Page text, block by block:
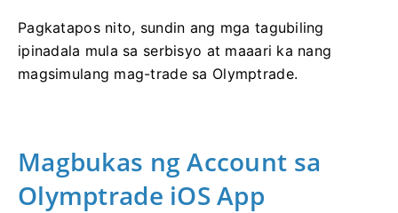
Pagkatapos nito, sundin ang mga tagubiling
ipinadala mula sa serbisyo at maaari ka nang
magsimulang mag-trade sa Olymptrade.
Magbukas ng Account sa
Olymptrade iOS App